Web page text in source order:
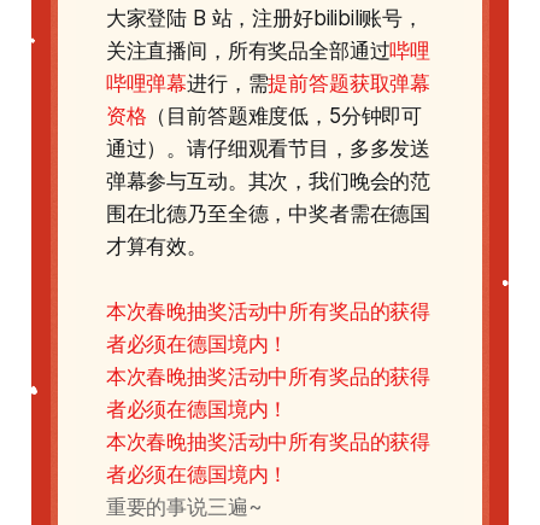
大家登陆 B 站，注册好bilibili账号，
关注直播间，所有奖品全部通过哔哩
哔哩弹幕进行，需提前答题获取弹幕
资格 （目前答题难度低，5分钟即可
通过）。请仔细观看节目，多多发送
弹幕参与互动。其次，我们晚会的范
围在北德乃至全德，中奖者需在德国
才算有效。
本次春晚抽奖活动中所有奖品的获得
者必须在德国境内！
本次春晚抽奖活动中所有奖品的获得
者必须在德国境内！
本次春晚抽奖活动中所有奖品的获得
者必须在德国境内！
重要的事说三遍~